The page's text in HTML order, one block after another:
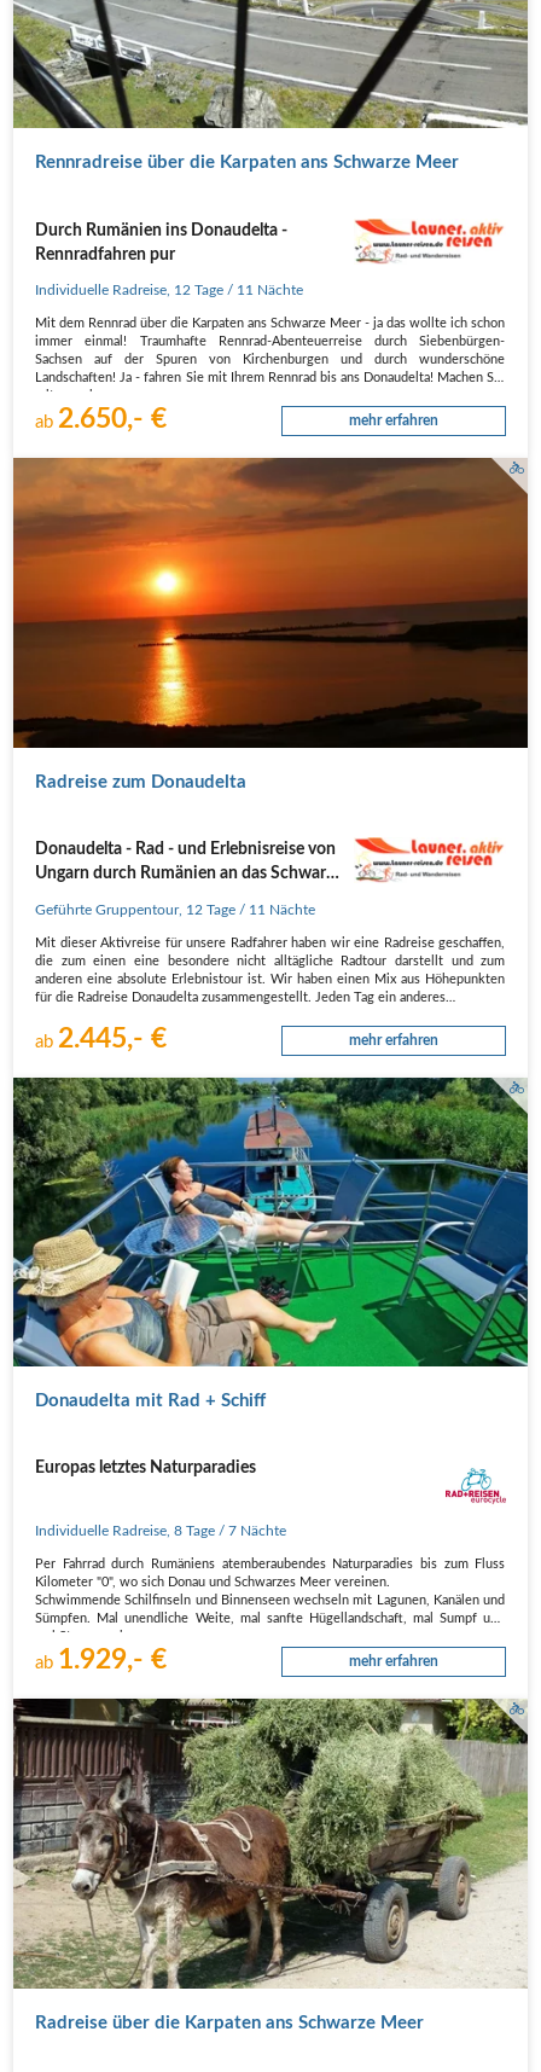
Rennradreise über die Karpaten ans Schwarze Meer
Durch Rumänien ins Donaudelta -
Rennradfahren pur
Individuelle Radreise 12 Tage / 11 Nächte
Mit dem Rennrad über die Karpaten ans Schwarze Meer - ja das wollte ich schon
immer einmal! Traumhafte Rennrad-Abenteuerreise durch Siebenbürgen-
Sachsen auf der Spuren von Kirchenburgen und durch wunderschöne
Landschaften! Ja - fahren Sie mit Ihrem Rennrad bis ans Donaudelta! Machen Sie
ab2.650,- € mehr erfahren
Radreise zum Donaudelta
Donaudelta - Rad - und Erlebnisreise von
Ungarn durch Rumänien an das Schwarze
Geführte Gruppentour, 12 Tage / 11 Nächte
Mit dieser Aktivreise für unsere Radfahrer haben wir eine Radreise geschaffen,
die zum einen eine besondere nicht alltägliche Radtour darstellt und zum
anderen eine absolute Erlebnistour ist. Wir haben einen Mix aus Höhepunkten
für die Radreise Donaudelta zusammengestellt. Jeden Tag ein anderes…
ab 2.445,- € mehr erfahren
Donaudelta mit Rad + Schiff
Europas letztes Naturparadies
Individuelle Radreise ,8 Tage / 7 Nächte
Per Fahrrad durch Rumäniens atemberaubendes Naturparadies bis zum Fluss
Kilometer "0", wo sich Donau und Schwarzes Meer vereinen.
Schwimmende Schilfinseln und Binnenseen wechseln mit Lagunen, Kanälen und
Sümpfen. Mal unendliche Weite, mal sanfte Hügellandschaft, mal Sumpf und
ab 1.929,- € mehr erfahren
Radreise über die Karpaten ans Schwarze Meer